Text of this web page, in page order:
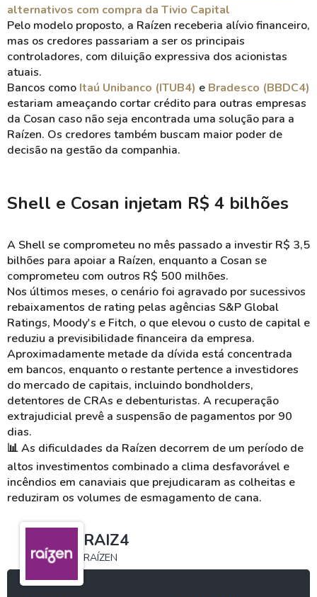
alternativos com compra da Tivio Capital
Pelo modelo proposto, a Raízen receberia alívio financeiro,
mas os credores passariam a ser os principais
controladores, com diluição expressiva dos acionistas
atuais.
Bancos como Itaú Unibanco (ITUB4) e Bradesco (BBDC4)
estariam ameaçando cortar crédito para outras empresas
da Cosan caso não seja encontrada uma solução para a
Raízen. Os credores também buscam maior poder de
decisão na gestão da companhia.
Shell e Cosan injetam R$ 4 bilhões
A Shell se comprometeu no mês passado a investir R$ 3,5
bilhões para apoiar a Raízen, enquanto a Cosan se
comprometeu com outros R$ 500 milhões.
Nos últimos meses, o cenário foi agravado por sucessivos
rebaixamentos de rating pelas agências S&P Global
Ratings, Moody's e Fitch, o que elevou o custo de capital e
reduziu a previsibilidade financeira da empresa.
Aproximadamente metade da dívida está concentrada
em bancos, enquanto o restante pertence a investidores
do mercado de capitais, incluindo bondholders,
detentores de CRAs e debenturistas. A recuperação
extrajudicial prevê a suspensão de pagamentos por 90
dias.
📊As dificuldades da Raízen decorrem de um período de
altos investimentos combinado a clima desfavorável e
incêndios em canaviais que prejudicaram as colheitas e
reduziram os volumes de esmagamento de cana.
RAIZ4
RAÍZEN